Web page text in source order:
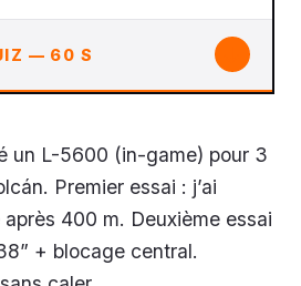
— 60 S
un L-5600 (in-game) pour 3
Premier essai : j’ai
400 m. Deuxième essai
+ blocage central.